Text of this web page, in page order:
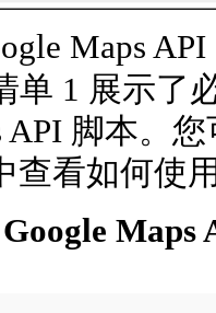
Maps
单 1 展示了
API 脚本。
查看如何使
Maps